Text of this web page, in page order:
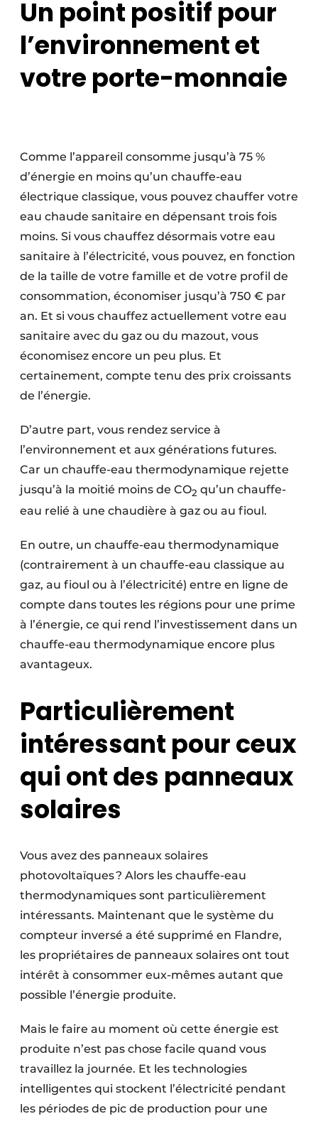
Un point positif pour
l’environnement et
votre porte-monnaie
Comme l’appareil consomme jusqu’à 75 %
d’énergie en moins qu’un chauffe-eau
électrique classique, vous pouvez chauffer votre
eau chaude sanitaire en dépensant trois fois
moins. Si vous chauffez désormais votre eau
sanitaire à l’électricité, vous pouvez, en fonction
de la taille de votre famille et de votre profil de
consommation, économiser jusqu’à 750 € par
an. Et si vous chauffez actuellement votre eau
sanitaire avec du gaz ou du mazout, vous
économisez encore un peu plus. Et
certainement, compte tenu des prix croissants
de l’énergie.
D’autre part, vous rendez service à
l’environnement et aux générations futures.
Car un chauffe-eau thermodynamique rejette
jusqu’à la moitié moins de CO2 qu’un chauffe-
eau relié à une chaudière à gaz ou au fioul.
En outre, un chauffe-eau thermodynamique
(contrairement à un chauffe-eau classique au
gaz, au fioul ou à l’électricité) entre en ligne de
compte dans toutes les régions pour une prime
à l’énergie, ce qui rend l’investissement dans un
chauffe-eau thermodynamique encore plus
avantageux.
Particulièrement
intéressant pour ceux
qui ont des panneaux
solaires
Vous avez des panneaux solaires
photovoltaïques ? Alors les chauffe-eau
thermodynamiques sont particulièrement
intéressants. Maintenant que le système du
compteur inversé a été supprimé en Flandre,
les propriétaires de panneaux solaires ont tout
intérêt à consommer eux-mêmes autant que
possible l’énergie produite.
Mais le faire au moment où cette énergie est
produite n’est pas chose facile quand vous
travaillez la journée. Et les technologies
intelligentes qui stockent l’électricité pendant
les périodes de pic de production pour une